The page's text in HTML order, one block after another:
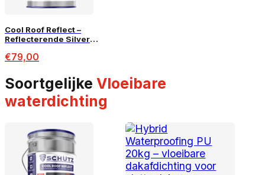
Cool Roof Reflect –
Reflecterende Silver
€79,00
Soortgelijke Vloeibare
waterdichting